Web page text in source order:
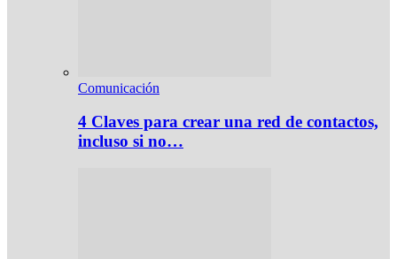
Comunicación
4 Claves para crear una red de contactos,
incluso si no…